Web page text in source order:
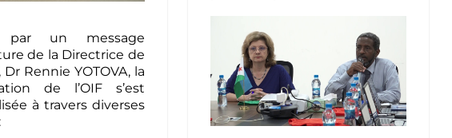
par un message
de la Directrice de
Dr Rennie YOTOVA, la
de l’OIF s’est
à travers diverses